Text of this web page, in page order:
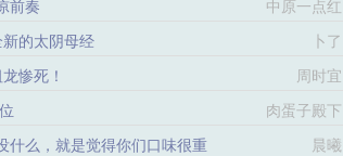
前奏 中原一点红
的太阴母经 卜了
惨死！ 周时宜
肉蛋子殿下
什么，就是觉得你们口味很重 晨曦